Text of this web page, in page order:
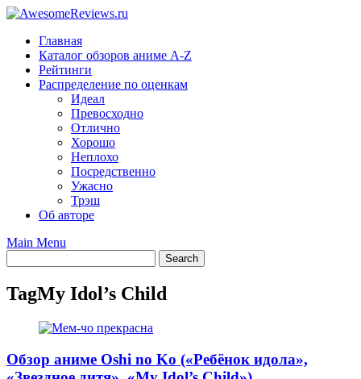
Skip
contentГлавная
Каталог обзоров аниме A-Z
Рейтинги
Распределение по оценкам
Идеал
Превосходно
Отлично
Хорошо
Неплохо
Посредственно
Ужасно
Трэш
Об авторе
Main Menu
TagMy Idol’s Child
Обзор аниме Oshi no Ko («Ребёнок идола»,